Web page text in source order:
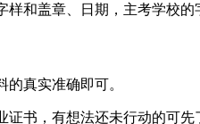
样和盖章、日期，主考学校的
真实准确即可。
书，有想法还未行动的可先